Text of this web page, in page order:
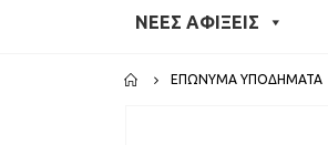
ΝΕΕΣ ΑΦΙΞΕΙΣ
ΕΠΏΝΥΜΑ ΥΠΟΔΉΜΑΤΑ